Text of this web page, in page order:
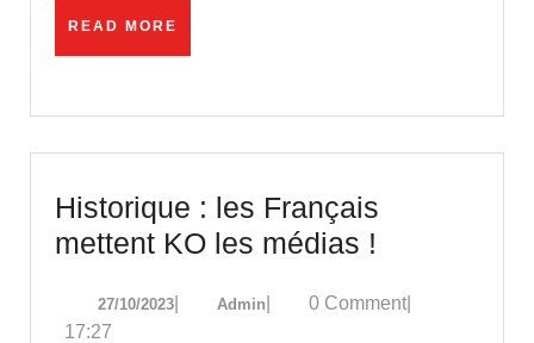
READ MORE
Historique : les Français
mettent KO les médias !
les
27/10/202327/10/2023
AdminAdmin0 Comment
17:27